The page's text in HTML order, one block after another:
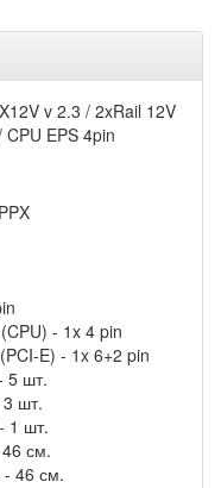
v 2.3 / 2xRail 12V
EPS 4pin
- 1x 4 pin
E) - 1x 6+2 pin
5 шт.
шт.
1 шт.
см.
- 46 см.